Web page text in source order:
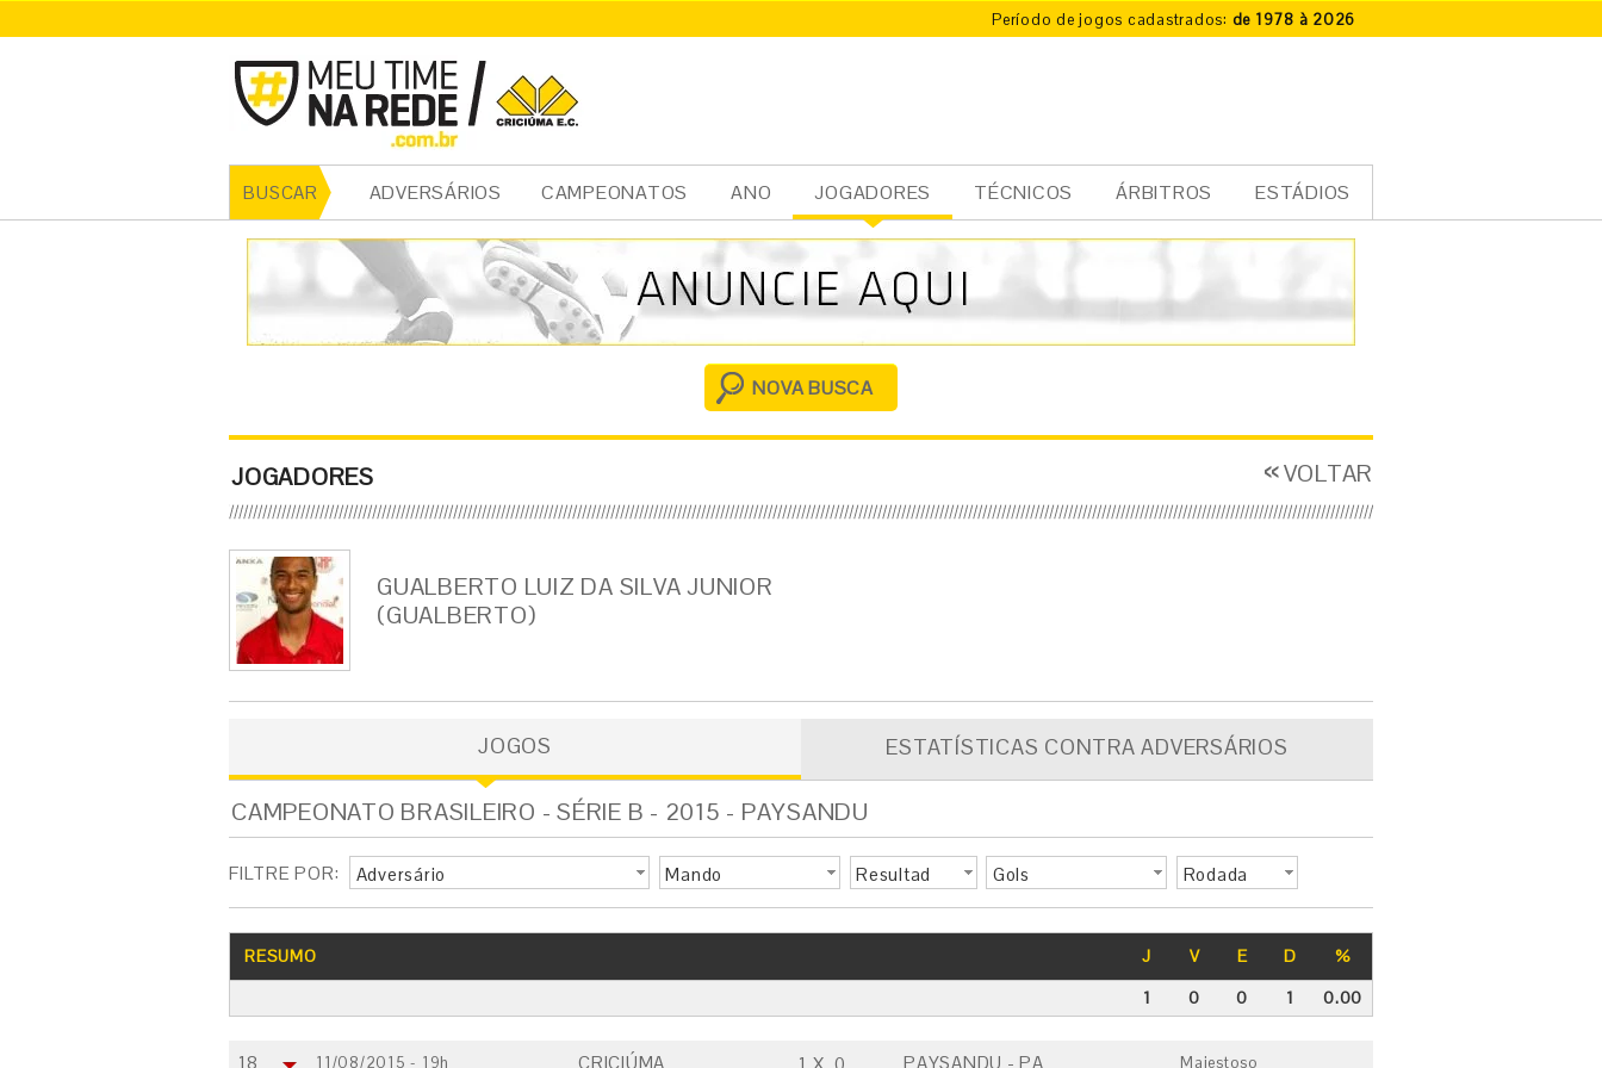
Período de jogos cadastrados: de 1978 à 2026
BUSCAR ADVERSÁRIOS CAMPEONATOS ANO JOGADORES TÉCNICOS ÁRBITROS ESTÁDIOS
cia
l
NOVA BUSCA
JOGADORES VOLTAR
GUALBERTO LUIZ DA SILVA JUNIOR
(GUALBERTO)
JOGOS ESTATÍSTICAS CONTRA ADVERSÁRIOS
CAMPEONATO BRASILEIRO - SÉRIE B - 2015 - PAYSANDU
FILTRE POR: Adversário Mando
Resultad
Gols Rodada
RESUMO J V E D
%
1
0 0 1 0.00
18 11/08/2015 - 19h CRICIÚMA PAYSANDU - PA Majestoso